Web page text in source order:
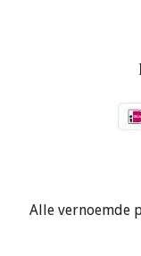
Alle vernoemde